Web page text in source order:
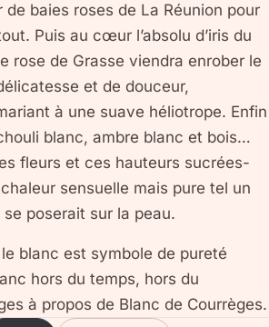
baies roses de La Réunion pour
Puis au cœur l’absolu d’iris du
rose de Grasse viendra enrober le
et de douceur,
à une suave héliotrope. Enfin
blanc, ambre blanc et bois…
fleurs et ces hauteurs sucrées-
sensuelle mais pure tel un
poserait sur la peau.
blanc est symbole de pureté
hors du temps, hors du
à propos de Blanc de Courrèges.